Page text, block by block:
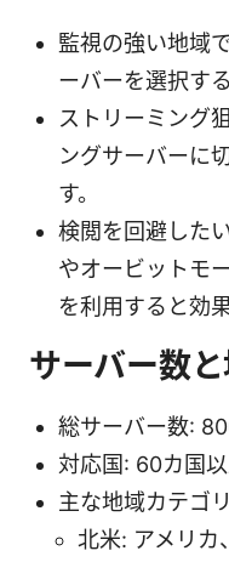
監視の強い地域
ーバーを選択す
ストリーミング
ングサーバーに
す。
検閲を回避した
やオービットモ
を利用すると効
サーバー数
総サーバー数:
対応国: 60カ国
主な地域カテゴリ
北米: アメリカ